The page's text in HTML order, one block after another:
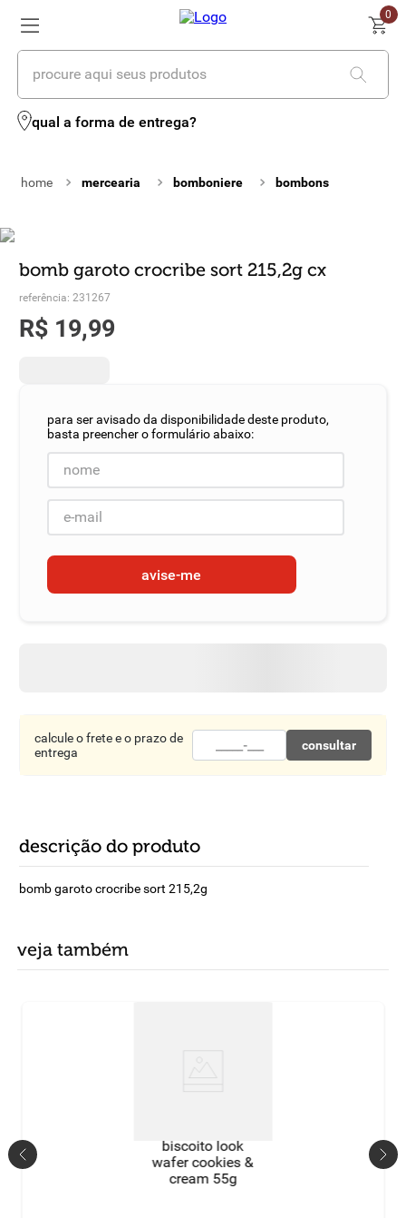
0
procure aqui seus produtos
qual a forma de entrega?
mercearia bomboniere bombons
bomb garoto crocribe sort 215,2g cx
referência: 231267
R$ 19,99
avise-me
calcule o frete e o prazo de
entrega
consultar
descrição do produto
bomb garoto crocribe sort 215,2g
veja também
biscoito look
wafer cookies &
cream 55g
termos mais buscados
2º leite
4º iogurte
5º vinhos
6º biscoito
º detergente
º chocolate
10º macarrão